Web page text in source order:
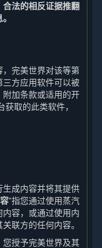
合法的相反证据推翻
，完美世界对该等第
三方应用软件可以被
附加条款或适用的开
获取的此类软件，
生成内容并将其提供
”指您通过使用蒸汽
内容，或通过使用内
联方的任何内容。
您授予完美世界及其